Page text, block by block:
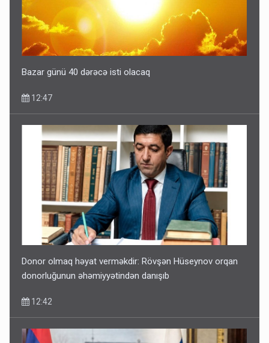
Bazar günü 40 dərəcə isti olacaq
12:47
Donor olmaq həyat verməkdir: Rövşən Hüseynov orqan
donorluğunun əhəmiyyətindən danışıb
12:42